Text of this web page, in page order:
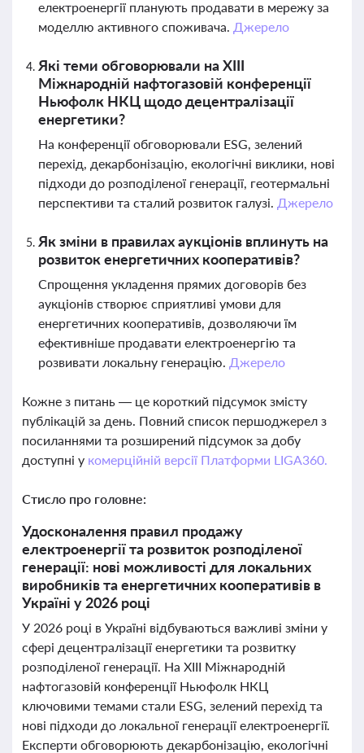
електроенергії планують продавати в мережу за
моделлю активного споживача. Джерело
Які теми обговорювали на ХІII
Міжнародній нафтогазовій конференції
Ньюфолк НКЦ щодо децентралізації
енергетики?
На конференції обговорювали ESG, зелений
перехід, декарбонізацію, екологічні виклики, нові
підходи до розподіленої генерації, геотермальні
перспективи та сталий розвиток галузі. Джерело
Як зміни в правилах аукціонів вплинуть на
розвиток енергетичних кооперативів?
Спрощення укладення прямих договорів без
аукціонів створює сприятливі умови для
енергетичних кооперативів, дозволяючи їм
ефективніше продавати електроенергію та
розвивати локальну генерацію. Джерело
Кожне з питань — це короткий підсумок змісту
публікацій за день. Повний список першоджерел з
посиланнями та розширений підсумок за добу
доступні у комерційній версії Платформи LIGA360.
Стисло про головне:
Удосконалення правил продажу
електроенергії та розвиток розподіленої
генерації: нові можливості для локальних
виробників та енергетичних кооперативів в
Україні у 2026 році
У 2026 році в Україні відбуваються важливі зміни у
сфері децентралізації енергетики та розвитку
розподіленої генерації. На ХІII Міжнародній
нафтогазовій конференції Ньюфолк НКЦ
ключовими темами стали ESG, зелений перехід та
нові підходи до локальної генерації електроенергії.
Експерти обговорюють декарбонізацію, екологічні